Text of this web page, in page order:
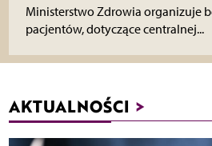
Ministerstwo Zdrowia organizuje
pacjentów, dotyczące centralnej...
AKTUALNOŚCI >